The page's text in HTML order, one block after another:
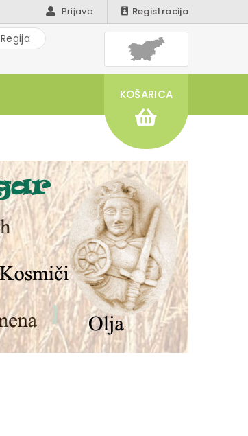
Prijava Registracija
Regija
KOŠARICA